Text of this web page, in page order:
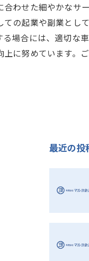
わせた細やかなサ
の起業や副業とし
場合には、適切な
に努めています。
最近の投